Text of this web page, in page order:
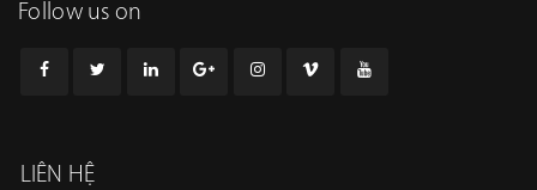
Follow us on
LIÊN HỆ